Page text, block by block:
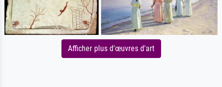
Afficher plus d'œuvres d'art